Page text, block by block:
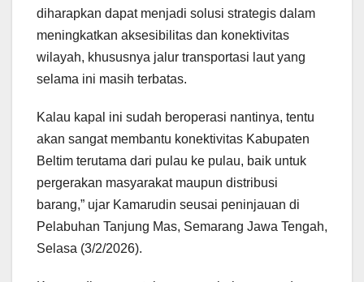
diharapkan dapat menjadi solusi strategis dalam
meningkatkan aksesibilitas dan konektivitas
wilayah, khususnya jalur transportasi laut yang
selama ini masih terbatas.
Kalau kapal ini sudah beroperasi nantinya, tentu
akan sangat membantu konektivitas Kabupaten
Beltim terutama dari pulau ke pulau, baik untuk
pergerakan masyarakat maupun distribusi
barang,” ujar Kamarudin seusai peninjauan di
Pelabuhan Tanjung Mas, Semarang Jawa Tengah,
Selasa (3/2/2026).